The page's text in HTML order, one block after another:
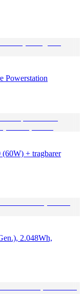
Powerstation
+ tragbarer
2.048Wh,